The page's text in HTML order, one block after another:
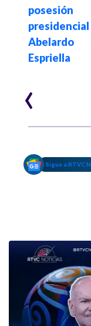
posesión
Espriella
‹
Sigue a RTVC